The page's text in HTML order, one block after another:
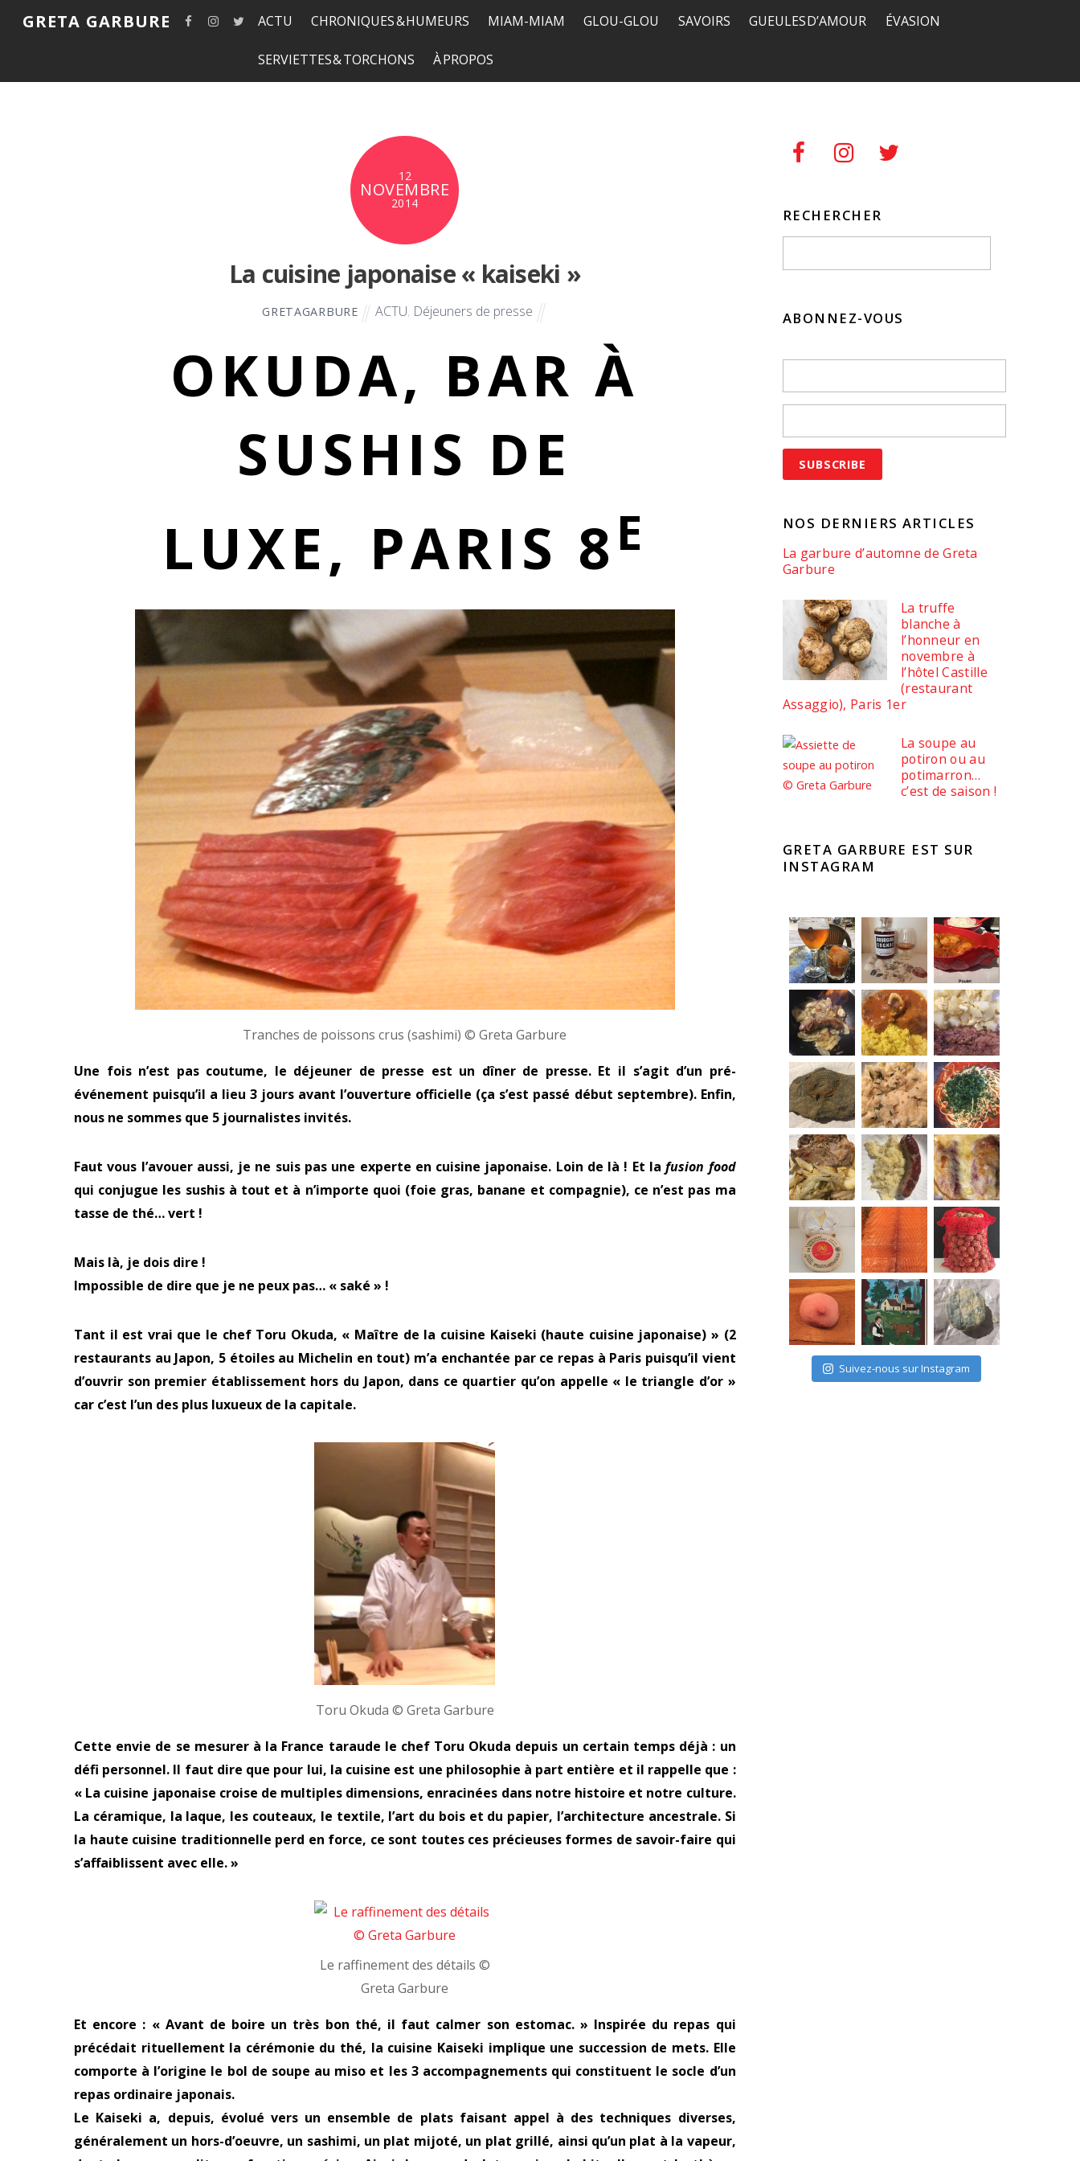
GRETA GARBURE ACTU CHRONIQUES & HUMEURS MIAM-MIAM GLOU-GLOU SAVOIRS GUEULES D’AMOUR ÉVASION
SERVIETTES & TORCHONS À PROPOS
12
NOVEMBRE
2014
La cuisine japonaise « kaiseki »
GRETAGARBURE ACTU, Déjeuners de presse
OKUDA, BAR À
SUSHIS DE
LUXE, PARIS 8E
Tranches de poissons crus (sashimi) © Greta Garbure
Une fois n’est pas coutume, le déjeuner de presse est un dîner de presse. Et il s’agit d’un pré-
événement puisqu’il a lieu 3 jours avant l’ouverture officielle (ça s’est passé début septembre). Enfin,
nous ne sommes que 5 journalistes invités.
Faut vous l’avouer aussi, je ne suis pas une experte en cuisine japonaise. Loin de là ! Et lafusion food
qui conjugue les sushis à tout et à n’importe quoi (foie gras, banane et compagnie), ce n’est pas ma
tasse de thé… vert !
Mais là, je dois dire !
Impossible de dire que je ne peux pas… « saké » !
Tant il est vrai que le chef Toru Okuda, « Maître de la cuisine Kaiseki (haute cuisine japonaise) » (2
restaurants au Japon, 5 étoiles au Michelin en tout) m’a enchantée par ce repas à Paris puisqu’il vient
d’ouvrir son premier établissement hors du Japon, dans ce quartier qu’on appelle « le triangle d’or »
car c’est l’un des plus luxueux de la capitale.
Toru Okuda © Greta Garbure
Cette envie de se mesurer à la France taraude le chef Toru Okuda depuis un certain temps déjà : un
défi personnel. Il faut dire que pour lui, la cuisine est une philosophie à part entière et il rappelle que :
« La cuisine japonaise croise de multiples dimensions, enracinées dans notre histoire et notre culture.
La céramique, la laque, les couteaux, le textile, l’art du bois et du papier, l’architecture ancestrale. Si
la haute cuisine traditionnelle perd en force, ce sont toutes ces précieuses formes de savoir-faire qui
s’affaiblissent avec elle. »
Le raffinement des détails ©
Greta Garbure
Et encore : « Avant de boire un très bon thé, il faut calmer son estomac. » Inspirée du repas qui
précédait rituellement la cérémonie du thé, la cuisine Kaiseki implique une succession de mets. Elle
comporte à l’origine le bol de soupe au miso et les 3 accompagnements qui constituent le socle d’un
repas ordinaire japonais.
Le Kaiseki a, depuis, évolué vers un ensemble de plats faisant appel à des techniques diverses,
généralement un hors-d’oeuvre, un sashimi, un plat mijoté, un plat grillé, ainsi qu’un plat à la vapeur,
RECHERCHER
ABONNEZ-VOUS
NOS DERNIERS ARTICLES
La garbure d’automne de Greta
Garbure
La truffe
blanche à
l’honneur en
novembre à
l’hôtel Castille
(restaurant
Assaggio), Paris 1er
La soupe au
potiron ou au
potimarron…
c’est de saison !
GRETA GARBURE EST SUR
INSTAGRAM
Suivez-nous sur Instagram